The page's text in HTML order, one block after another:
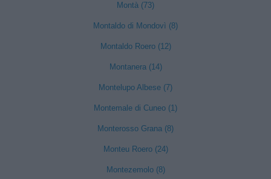
Montà (73)
Montaldo di Mondovì (8)
Montaldo Roero (12)
Montanera (14)
Montelupo Albese (7)
Montemale di Cuneo (1)
Monterosso Grana (8)
Monteu Roero (24)
Montezemolo (8)